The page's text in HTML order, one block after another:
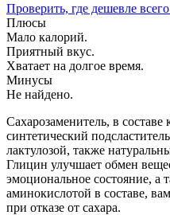
Проверить, где дешевле
Плюсы
Мало калорий.
Приятный вкус.
Хватает на долгое время.
Минусы
Не найдено.
Сахарозаменитель, в составе
синтетический
лактулозой, также
Глицин улучшает обмен
эмоциональное состояние, а
аминокислотой в составе,
при отказе от сахара.